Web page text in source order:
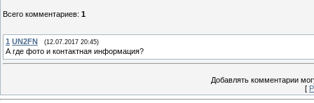
Всего комментариев: 1
1 UN2FN (12.07.2017 20:45)
А где фото и контактная информация?
Добавлять комментарии
[